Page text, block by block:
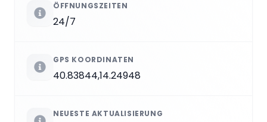
ÖFFNUNGSZEITEN
24/7
GPS KOORDINATEN
40.83844,14.24948
NEUESTE AKTUALISIERUNG